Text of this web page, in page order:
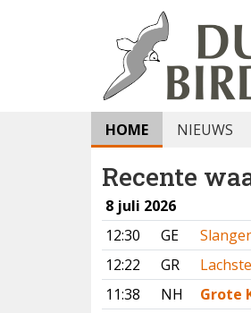
HOME NIEUWS
Recente
8 juli 2026
12:30
GE
12:22
GR
11:38
NH
Grote